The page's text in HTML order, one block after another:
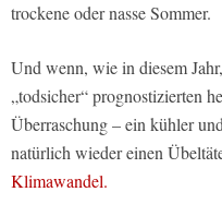
trockene oder nasse Sommer.
Und wenn, wie in diesem
„todsicher“ prognostizierten
Überraschung – ein kühler
natürlich wieder einen
Klimawandel.